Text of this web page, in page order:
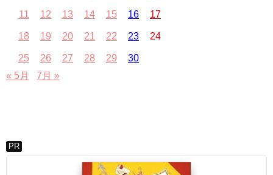
11 12 13 14 15 16 17
18 19 20 21 22 23 24
25 26 27 28 29
30
« 5月
7月 »
PR